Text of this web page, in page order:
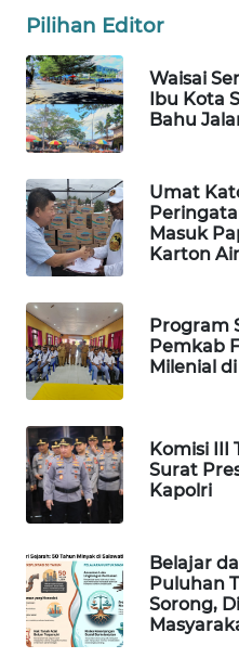
Pilihan Editor
Waisai
Ibu Kota
Bahu
Umat
Masuk
Karton
Program
Pemkab
Milenial
Komisi III
Surat
Kapolri
Belajar
Puluhan
Sorong,
WAHANA
Wahana
Network
KONSUMEN
LISTRIK
MASYARAKAT
KELISTRIKAN
WALINKI
ID
MAWAKA
ID
MARTABAT
PLN
WATCH